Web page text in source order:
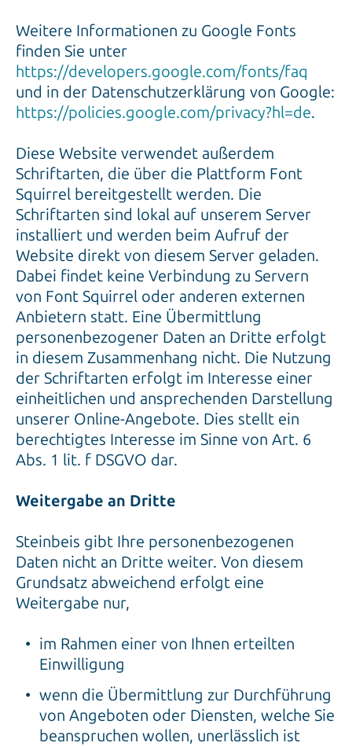
Weitere Informationen zu Google Fonts
finden Sie unter
https://developers.google.com/fonts/faq
und in der Datenschutzerklärung von Google:
https://policies.google.com/privacy?hl=de.
Diese Website verwendet außerdem
Schriftarten, die über die Plattform Font
Squirrel bereitgestellt werden. Die
Schriftarten sind lokal auf unserem Server
installiert und werden beim Aufruf der
Website direkt von diesem Server geladen.
Dabei findet keine Verbindung zu Servern
von Font Squirrel oder anderen externen
Anbietern statt. Eine Übermittlung
personenbezogener Daten an Dritte erfolgt
in diesem Zusammenhang nicht. Die Nutzung
der Schriftarten erfolgt im Interesse einer
einheitlichen und ansprechenden Darstellung
unserer Online-Angebote. Dies stellt ein
berechtigtes Interesse im Sinne von Art. 6
Abs. 1 lit. f DSGVO dar.
Weitergabe an Dritte
Steinbeis gibt Ihre personenbezogenen
Daten nicht an Dritte weiter. Von diesem
Grundsatz abweichend erfolgt eine
Weitergabe nur,
im Rahmen einer von Ihnen erteilten
Einwilligung
wenn die Übermittlung zur Durchführung
von Angeboten oder Diensten, welche Sie
beanspruchen wollen, unerlässlich ist